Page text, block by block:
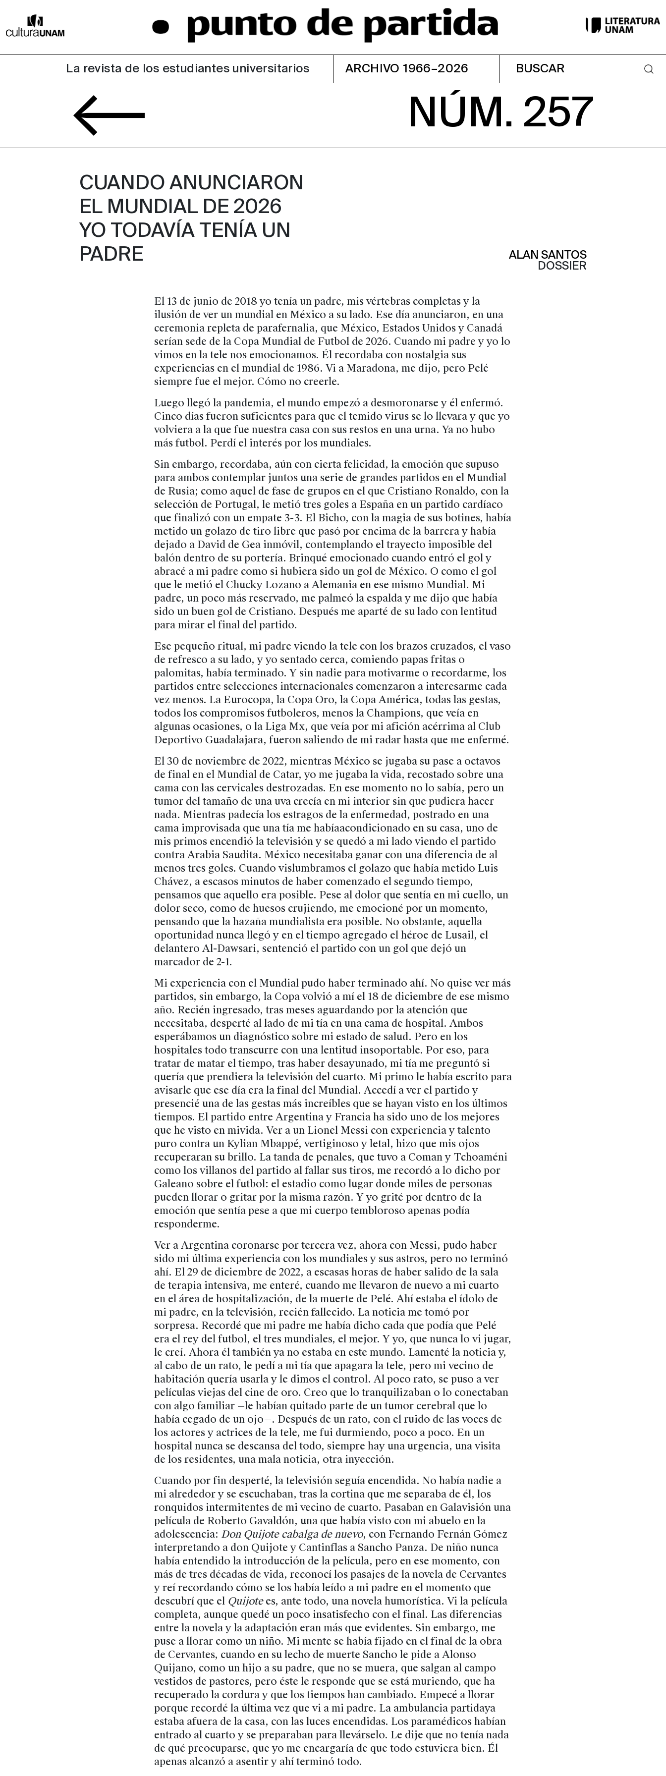
La revista de los estudiantes universitarios ARCHIVO 1966–2026
NÚM. 257
CUANDO ANUNCIARON
EL MUNDIAL DE 2026
YO TODAVÍA TENÍA UN
PADRE
ALAN SANTOS
DOSSIER
El 13 de junio de 2018 yo tenía un padre, mis vértebras completas y la
ilusión de ver un mundial en México a su lado. Ese día anunciaron, en una
ceremonia repleta de parafernalia, que México, Estados Unidos y Canadá
serían sede de la Copa Mundial de Futbol de 2026. Cuando mi padre y yo lo
vimos en la tele nos emocionamos. Él recordaba con nostalgia sus
experiencias en el mundial de 1986. Vi a Maradona, me dijo, pero Pelé
siempre fue el mejor. Cómo no creerle.
Luego llegó la pandemia, el mundo empezó a desmoronarse y él enfermó.
Cinco días fueron suficientes para que el temido virus se lo llevara y que yo
volviera a la que fue nuestra casa con sus restos en una urna. Ya no hubo
más futbol. Perdí el interés por los mundiales.
Sin embargo, recordaba, aún con cierta felicidad, la emoción que supuso
para ambos contemplar juntos una serie de grandes partidos en el Mundial
de Rusia; como aquel de fase de grupos en el que Cristiano Ronaldo, con la
selección de Portugal, le metió tres goles a España en un partido cardíaco
que finalizó con un empate 3-3. El Bicho, con la magia de sus botines, había
metido un golazo de tiro libre que pasó por encima de la barrera y había
dejado a David de Gea inmóvil, contemplando el trayecto imposible del
balón dentro de su portería. Brinqué emocionado cuando entró el gol y
abracé a mi padre como si hubiera sido un gol de México. O como el gol
que le metió el Chucky Lozano a Alemania en ese mismo Mundial. Mi
padre, un poco más reservado, me palmeó la espalda y me dijo que había
sido un buen gol de Cristiano. Después me aparté de su lado con lentitud
para mirar el final del partido.
Ese pequeño ritual, mi padre viendo la tele con los brazos cruzados, el vaso
de refresco a su lado, y yo sentado cerca, comiendo papas fritas o
palomitas, había terminado. Y sin nadie para motivarme o recordarme, los
partidos entre selecciones internacionales comenzaron a interesarme cada
vez menos. La Eurocopa, la Copa Oro, la Copa América, todas las gestas,
todos los compromisos futboleros, menos la Champions, que veía en
algunas ocasiones, o la Liga Mx, que veía por mi afición acérrima al Club
Deportivo Guadalajara, fueron saliendo de mi radar hasta que me enfermé.
El 30 de noviembre de 2022, mientras México se jugaba su pase a octavos
de final en el Mundial de Catar, yo me jugaba la vida, recostado sobre una
cama con las cervicales destrozadas. En ese momento no lo sabía, pero un
tumor del tamaño de una uva crecía en mi interior sin que pudiera hacer
nada. Mientras padecía los estragos de la enfermedad, postrado en una
cama improvisada que una tía me habíaacondicionado en su casa, uno de
mis primos encendió la televisión y se quedó a mi lado viendo el partido
contra Arabia Saudita. México necesitaba ganar con una diferencia de al
menos tres goles. Cuando vislumbramos el golazo que había metido Luis
Chávez, a escasos minutos de haber comenzado el segundo tiempo,
pensamos que aquello era posible. Pese al dolor que sentía en mi cuello, un
dolor seco, como de huesos crujiendo, me emocioné por un momento,
pensando que la hazaña mundialista era posible. No obstante, aquella
oportunidad nunca llegó y en el tiempo agregado el héroe de Lusail, el
delantero Al-Dawsari, sentenció el partido con un gol que dejó un
marcador de 2-1.
Mi experiencia con el Mundial pudo haber terminado ahí. No quise ver más
partidos, sin embargo, la Copa volvió a mí el 18 de diciembre de ese mismo
año. Recién ingresado, tras meses aguardando por la atención que
necesitaba, desperté al lado de mi tía en una cama de hospital. Ambos
esperábamos un diagnóstico sobre mi estado de salud. Pero en los
hospitales todo transcurre con una lentitud insoportable. Por eso, para
tratar de matar el tiempo, tras haber desayunado, mi tía me preguntó si
quería que prendiera la televisión del cuarto. Mi primo le había escrito para
avisarle que ese día era la final del Mundial. Accedí a ver el partido y
presencié una de las gestas más increíbles que se hayan visto en los últimos
tiempos. El partido entre Argentina y Francia ha sido uno de los mejores
que he visto en mivida. Ver a un Lionel Messi con experiencia y talento
puro contra un Kylian Mbappé, vertiginoso y letal, hizo que mis ojos
recuperaran su brillo. La tanda de penales, que tuvo a Coman y Tchoaméni
como los villanos del partido al fallar sus tiros, me recordó a lo dicho por
Galeano sobre el futbol: el estadio como lugar donde miles de personas
pueden llorar o gritar por la misma razón. Y yo grité por dentro de la
emoción que sentía pese a que mi cuerpo tembloroso apenas podía
responderme.
Ver a Argentina coronarse por tercera vez, ahora con Messi, pudo haber
sido mi última experiencia con los mundiales y sus astros, pero no terminó
ahí. El 29 de diciembre de 2022, a escasas horas de haber salido de la sala
de terapia intensiva, me enteré, cuando me llevaron de nuevo a mi cuarto
en el área de hospitalización, de la muerte de Pelé. Ahí estaba el ídolo de
mi padre, en la televisión, recién fallecido. La noticia me tomó por
sorpresa. Recordé que mi padre me había dicho cada que podía que Pelé
era el rey del futbol, el tres mundiales, el mejor. Y yo, que nunca lo vi jugar,
le creí. Ahora él también ya no estaba en este mundo. Lamenté la noticia y,
al cabo de un rato, le pedí a mi tía que apagara la tele, pero mi vecino de
habitación quería usarla y le dimos el control. Al poco rato, se puso a ver
películas viejas del cine de oro. Creo que lo tranquilizaban o lo conectaban
con algo familiar —le habían quitado parte de un tumor cerebral que lo
había cegado de un ojo—. Después de un rato, con el ruido de las voces de
los actores y actrices de la tele, me fui durmiendo, poco a poco. En un
hospital nunca se descansa del todo, siempre hay una urgencia, una visita
de los residentes, una mala noticia, otra inyección.
Cuando por fin desperté, la televisión seguía encendida. No había nadie a
mi alrededor y se escuchaban, tras la cortina que me separaba de él, los
ronquidos intermitentes de mi vecino de cuarto. Pasaban en Galavisión una
película de Roberto Gavaldón, una que había visto con mi abuelo en la
adolescencia: Don Quijote cabalga de nuevo, con Fernando Fernán Gómez
interpretando a don Quijote y Cantinflas a Sancho Panza. De niño nunca
había entendido la introducción de la película, pero en ese momento, con
más de tres décadas de vida, reconocí los pasajes de la novela de Cervantes
y reí recordando cómo se los había leído a mi padre en el momento que
descubrí que el Quijotees, ante todo, una novela humorística. Vi la película
completa, aunque quedé un poco insatisfecho con el final. Las diferencias
entre la novela y la adaptación eran más que evidentes. Sin embargo, me
puse a llorar como un niño. Mi mente se había fijado en el final de la obra
de Cervantes, cuando en su lecho de muerte Sancho le pide a Alonso
Quijano, como un hijo a su padre, que no se muera, que salgan al campo
vestidos de pastores, pero éste le responde que se está muriendo, que ha
recuperado la cordura y que los tiempos han cambiado. Empecé a llorar
porque recordé la última vez que vi a mi padre. La ambulancia partidaya
estaba afuera de la casa, con las luces encendidas. Los paramédicos habían
entrado al cuarto y se preparaban para llevárselo. Le dije que no tenía nada
de qué preocuparse, que yo me encargaría de que todo estuviera bien. Él
apenas alcanzó a asentir y ahí terminó todo.